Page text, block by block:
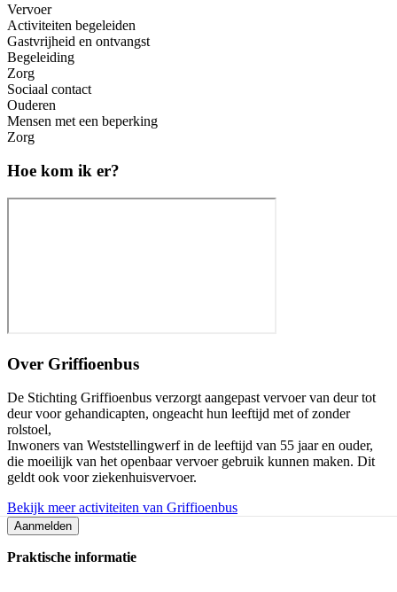
Vervoer
Activiteiten begeleiden
Gastvrijheid en ontvangst
Begeleiding
Zorg
Sociaal contact
Ouderen
Mensen met een beperking
Zorg
Hoe kom ik er?
Over Griffioenbus
De Stichting Griffioenbus verzorgt aangepast vervoer van deur tot
deur voor gehandicapten, ongeacht hun leeftijd met of zonder
rolstoel,
Inwoners van Weststellingwerf in de leeftijd van 55 jaar en ouder,
die moeilijk van het openbaar vervoer gebruik kunnen maken. Dit
geldt ook voor ziekenhuisvervoer.
Bekijk meer activiteiten van Griffioenbus
Aanmelden
Praktische informatie